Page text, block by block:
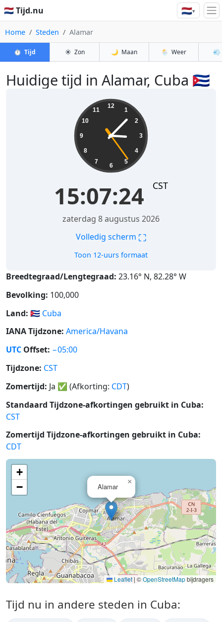
🇳🇱 Tijd.nu 🇳🇱▾
Home Steden Alamar
⏱️ Tijd ☀️ Zon 🌙 Maan 🌦️ Weer 💨
Huidige tijd in Alamar, Cuba 🇨🇺
12
1
2
3
4
5
6
7
8
9
10
11
15:07:24 CST
zaterdag 8 augustus 2026
Volledig scherm ⛶
Toon 12-uurs formaat
Breedtegraad/Lengtegraad: 23.16° N, 82.28° W
Bevolking: 100,000
Land: 🇨🇺 Cuba
IANA Tijdzone: America/Havana
UTC Offset: −05:00
Tijdzone: CST
Zomertijd: Ja ✅ (Afkorting: CDT)
Standaard Tijdzone-afkortingen gebruikt in Cuba:
CST
Zomertijd Tijdzone-afkortingen gebruikt in Cuba:
CDT
Alamar
×
+
−
Leaflet| ©OpenStreetMapbijdragers
Tijd nu in andere steden in Cuba: